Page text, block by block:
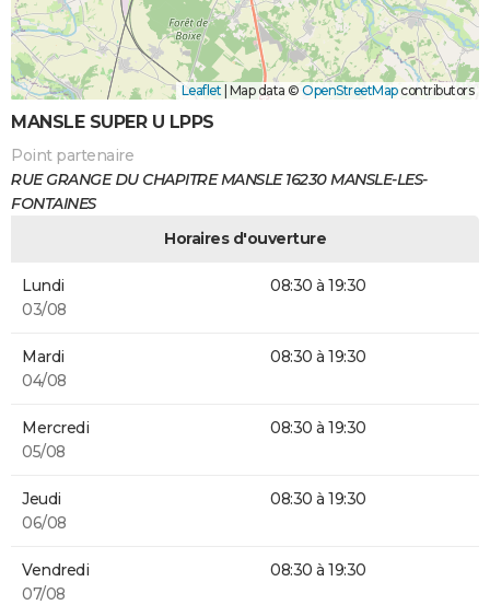
Leaflet Map data © OpenStreetMapcontributors
MANSLE SUPER U LPPS
Point partenaire
RUE GRANGE DU CHAPITRE MANSLE 16230 MANSLE-LES-
FONTAINES
Horaires d'ouverture
Lundi
03/08
08:30 à 19:30
Mardi
04/08
08:30 à 19:30
Mercredi
05/08
08:30 à 19:30
Jeudi
06/08
08:30 à 19:30
Vendredi
07/08
08:30 à 19:30